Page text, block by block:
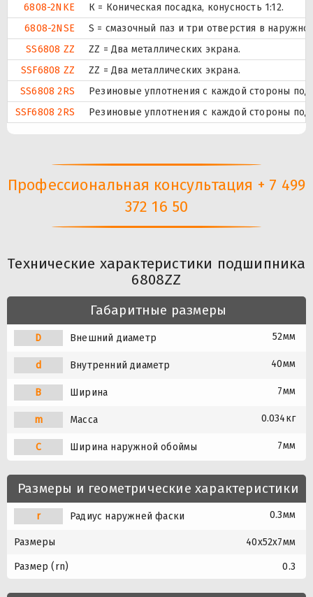
6808-2NKE
К = Коническая посадка, конусность 1:12.
6808-2NSE
S = смазочный паз и три отверстия в
SS6808 ZZ
ZZ = Два металлических экрана.
SSF6808 ZZ
ZZ = Два металлических экрана.
SS6808 2RS
Резиновые уплотнения с каждой стороны
SSF6808 2RS
Резиновые уплотнения с каждой стороны
Профессиональная консультация + 7 499
372 16 50
Технические характеристики подшипника
6808ZZ
Габаритные размеры
D Внешний диаметр 52мм
d Внутренний диаметр 40мм
B Ширина 7мм
m Масса 0.034кг
C Ширина наружной обоймы 7мм
Размеры и геометрические характеристики
r Радиус наружней фаски 0.3мм
Размеры 40x52x7мм
Размер (rn) 0.3